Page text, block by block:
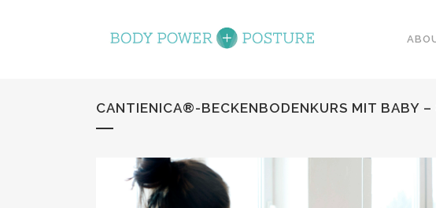
CANTIENICA®-BECKENBODENKURS MIT BABY